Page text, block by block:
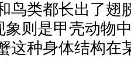
鸟类都长出了翅
象则是甲壳动物
这种身体结构在